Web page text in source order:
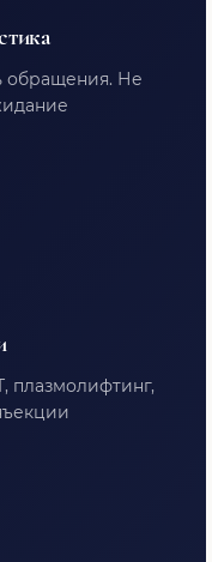
обращения. Не
плазмолифтинг,